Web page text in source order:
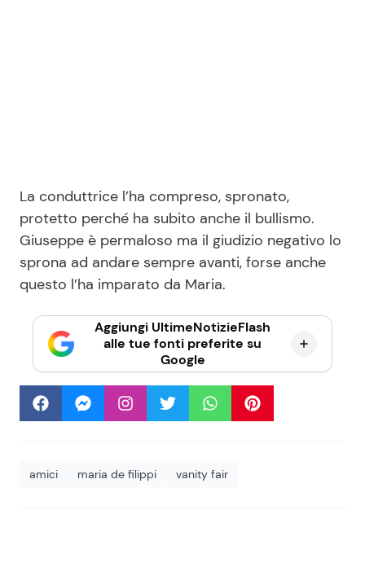
La conduttrice l’ha compreso, spronato,
protetto perché ha subito anche il bullismo.
Giuseppe è permaloso ma il giudizio negativo lo
sprona ad andare sempre avanti, forse anche
questo l’ha imparato da Maria.
Aggiungi UltimeNotizieFlash
alle tue fonti preferite su
Google
amici maria de filippi vanity fair